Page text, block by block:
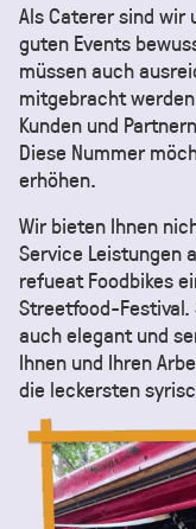
Als Caterer sind wir
guten Events
müssen auch
mitgebracht
Kunden und
Diese Nummer
erhöhen.
Wir bieten Ihnen
Service Leistungen
refueat Foodbikes
Streetfood-
auch elegant und
Ihnen und Ihren
die leckersten